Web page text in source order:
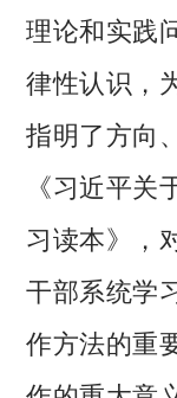
理论和实践
律性认识，
指明了方向
《习近平
习读本》，
干部系统学
作方法的重